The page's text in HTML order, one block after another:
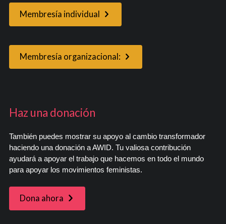
Membresía individual
Membresía organizacional:
Haz una donación
También puedes mostrar su apoyo al cambio transformador
haciendo una donación a AWID. Tu valiosa contribución
ayudará a apoyar el trabajo que hacemos en todo el mundo
para apoyar los movimientos feministas.
Dona ahora